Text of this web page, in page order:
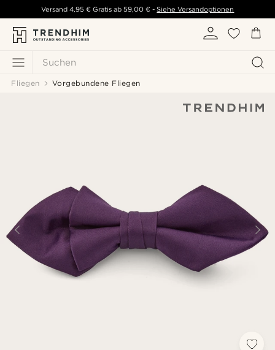
Suchen
Versand 4,95 € Gratis ab59,00 € - Siehe Versandoptionen
Fliegen Vorgebundene Fliegen